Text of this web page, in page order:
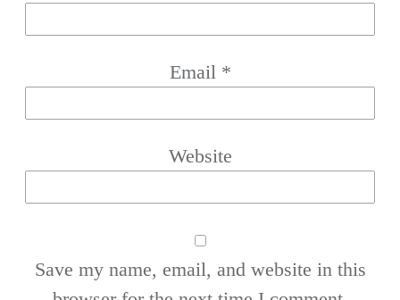
Email *
Website
Save my name, email, and website in this